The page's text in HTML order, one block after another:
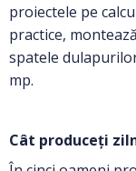
proiectele pe
practice,
spatele
mp.
Cât produceți